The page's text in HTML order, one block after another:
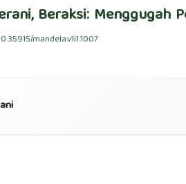
Beraksi: Menggugah
mandela.v1i1.1007